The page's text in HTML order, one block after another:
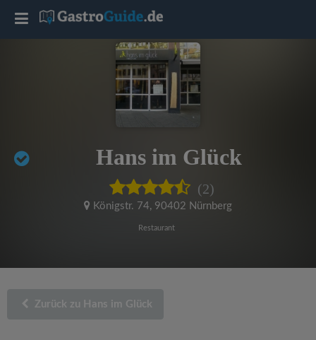
Hans im Glück
(2)
Königstr. 74, 90402 Nürnberg
Restaurant
Zurück zu Hans im Glück
T